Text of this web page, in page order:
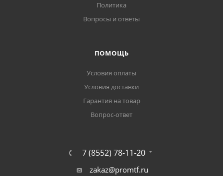
Политика
Вопросы и ответы
ПОМОЩЬ
Условия оплаты
Условия доставки
Гарантия на товар
Вопрос-ответ
7 (8552) 78-11-20
zakaz@promtf.ru